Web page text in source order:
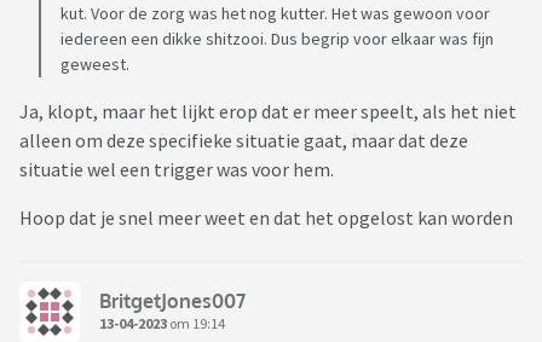
kut. Voor de zorg was het nog kutter. Het was gewoon voor
iedereen een dikke shitzooi. Dus begrip voor elkaar was fijn
geweest.
Ja, klopt, maar het lijkt erop dat er meer speelt, als het niet
alleen om deze specifieke situatie gaat, maar dat deze
situatie wel een trigger was voor hem.
Hoop dat je snel meer weet en dat het opgelost kan worden
BritgetJones007
13-04-2023 om 19:14